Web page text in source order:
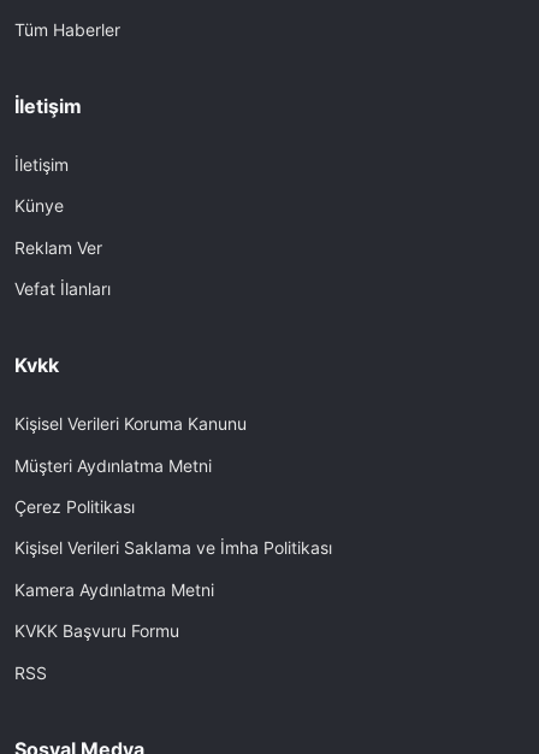
Tüm Haberler
İletişim
İletişim
Künye
Reklam Ver
Vefat İlanları
Kvkk
Kişisel Verileri Koruma Kanunu
Müşteri Aydınlatma Metni
Çerez Politikası
Kişisel Verileri Saklama ve İmha Politikası
Kamera Aydınlatma Metni
KVKK Başvuru Formu
RSS
Sosyal Medya